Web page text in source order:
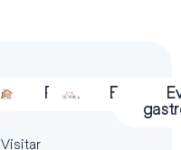
Alojamiento
Restauración
Actividades
Visitar